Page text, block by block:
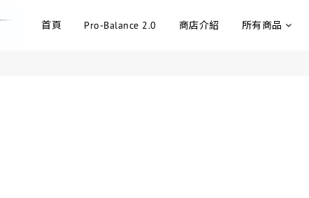
首頁 Pro-Balance 2.0 商店介紹 所有商品